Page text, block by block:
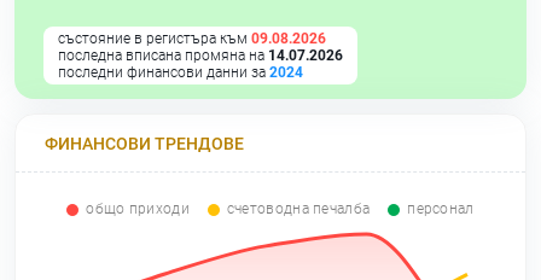
състояние в регистъра към 09.08.2026
последна вписана промяна на 14.07.2026
последни финансови данни за 2024
ФИНАНСОВИ ТРЕНДОВЕ
общо приходи счетоводна печалба персонал